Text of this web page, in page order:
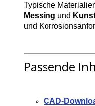
Typische
Messing und
und
Passende
CAD-